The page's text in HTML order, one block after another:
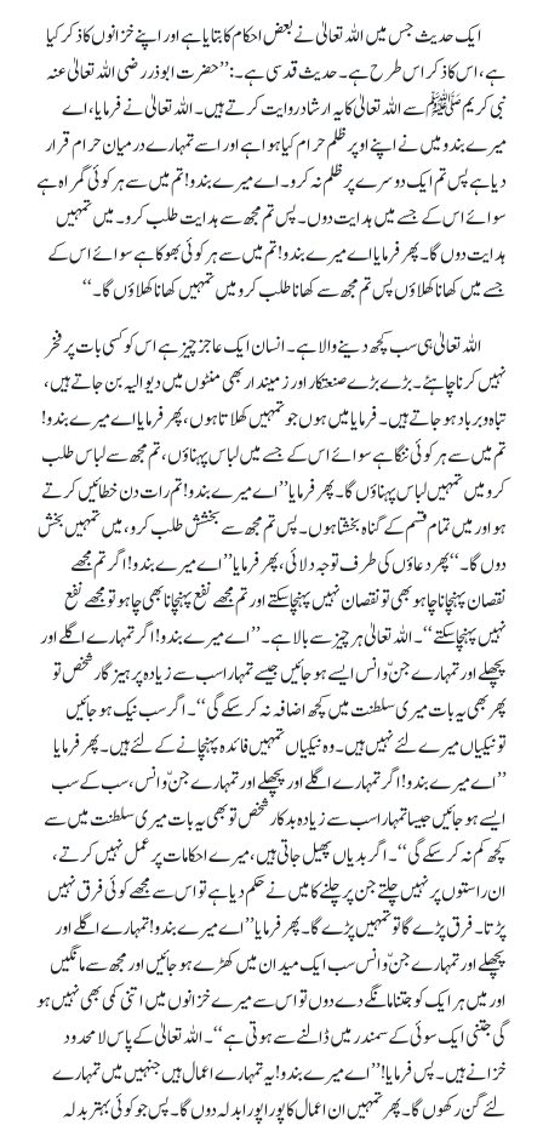
ایک حدیث جس میں اللہ تعالیٰ نے بعض احکام کا بتایا ہے اور اپنے خزانوں کا ذکر کیا
ہے، اس کا ذکر اس طرح ہے۔ حدیث قدسی ہے۔ :’’ حضرت ابو ذر رضی اللہ تعالیٰ عنہ
نبی کریمﷺ سے اللہ تعالیٰ کا یہ ارشاد روایت کرتے ہیں۔ اللہ تعالیٰ نے فرمایا، اے
میرے بندو میں نے اپنے اوپر ظلم حرام کیا ہوا ہے اور اسے تمہارے درمیان حرام قرار
دیا ہے پس تم ایک دوسرے پر ظلم نہ کرو۔ اے میرے بندو! تم میں سے ہر کوئی گمراہ ہے
سوائے اس کے جسے میں ہدایت دوں۔ پس تم مجھ سے ہدایت طلب کرو۔ میں تمہیں
ہدایت دوں گا۔ پھر فرمایا اے میرے بندو! تم میں سے ہر کوئی بھوکا ہے سوائے اس کے
جسے میں کھانا کھلاؤں پس تم مجھ سے کھانا طلب کرو میں تمہیں کھانا کھلاؤں گا۔ ‘‘
اللہ تعالیٰ ہی سب کچھ دینے والا ہے۔ انسان ایک عاجز چیز ہے اس کو کسی بات پر فخر
نہیں کرنا چاہئے۔ بڑے بڑے صنعتکار اور زمیندار بھی منٹوں میں دیوالیہ بن جاتے ہیں،
تباہ و برباد ہو جاتے ہیں۔ فرمایامیں ہوں جو تمہیں کھلاتا ہوں، پھر فرمایا اے میرے بندو!
تم میں سے ہر کوئی ننگا ہے سوائے اس کے جسے میں لباس پہناؤں، تم مجھ سے لباس طلب
کرو میں تمہیں لباس پہناؤں گا۔ پھر فرمایا’’ اے میرے بندو! تم رات دن خطائیں کرتے
ہو اور میں تمام قسم کے گناہ بخشتا ہوں۔ پس تم مجھ سے بخشش طلب کرو، میں تمہیں بخش
دوں گا۔ ‘‘ پھر دعاؤں کی طرف توجہ دلائی، پھر فرمایا ’’اے میرے بندو! اگر تم مجھے
نقصان پہنچانا چاہو بھی تو نقصان نہیں پہنچا سکتے اور تم مجھے نفع پہنچانا بھی چاہو تو مجھے نفع
نہیں پہنچا سکتے‘‘۔ اللہ تعالیٰ ہر چیز سے بالاہے۔ ’’ اے میرے بندو! اگر تمہارے اگلے اور
پچھلے اور تمہارے جنّ و انس ایسے ہو جائیں جیسے تمہارا سب سے زیادہ پرہیز گار شخص تو
پھر بھی یہ بات میری سلطنت میں کچھ اضافہ نہ کرسکے گی‘‘۔ اگر سب نیک ہو جائیں
تونیکیاں میرے لئے نہیں ہیں۔ وہ نیکیاں تمہیں فائدہ پہنچانے کے لئے ہیں۔ پھر فرمایا
’’اے میرے بندو! اگر تمہارے اگلے اور پچھلے اور تمہارے جنّ و انس، سب کے سب
ایسے ہو جائیں جیسا تمہارا سب سے زیادہ بدکار شخص تو بھی یہ بات میری سلطنت میں سے
کچھ کم نہ کر سکے گی‘‘۔ اگر بدیاں پھیل جاتی ہیں، میرے احکامات پر عمل نہیں کرتے،
ان راستوں پر نہیں چلتے جن پرچلنے کا میں نے حکم دیا ہے تو اس سے مجھے کوئی فرق نہیں
پڑتا۔ فرق پڑے گا تو تمہیں پڑے گا۔ پھر فرمایا’’ اے میرے بندو! تمہارے اگلے اور
پچھلے اور تمہارے جنّ و انس سب ایک میدان میں کھڑے ہو جائیں اور مجھ سے مانگیں
اور میں ہر ایک کو جتنا مانگے دے دوں تو اس سے میرے خزانوں میں اتنی کمی بھی نہیں ہو
گی جتنی ایک سوئی کے سمندر میں ڈالنے سے ہوتی ہے‘‘۔ اللہ تعالیٰ کے پاس لامحدود
خزانے ہیں۔ پس فرمایا!’’ اے میرے بندو! یہ تمہارے اعمال ہیں جنہیں میں تمہارے
لئے گن رکھوں گا۔ پھر تمہیں ان اعمال کا پورا پورا بدلہ دوں گا۔ پس جو کوئی بہتر بدلہ